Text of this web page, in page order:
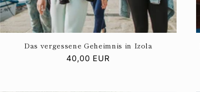
Das vergessene Geheimnis in Izola
Normaler
40,00 EUR